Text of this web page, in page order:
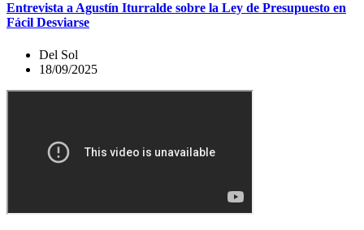
Entrevista a Agustín Iturralde sobre la Ley de Presupuesto en
Fácil Desviarse
Del Sol
18/09/2025